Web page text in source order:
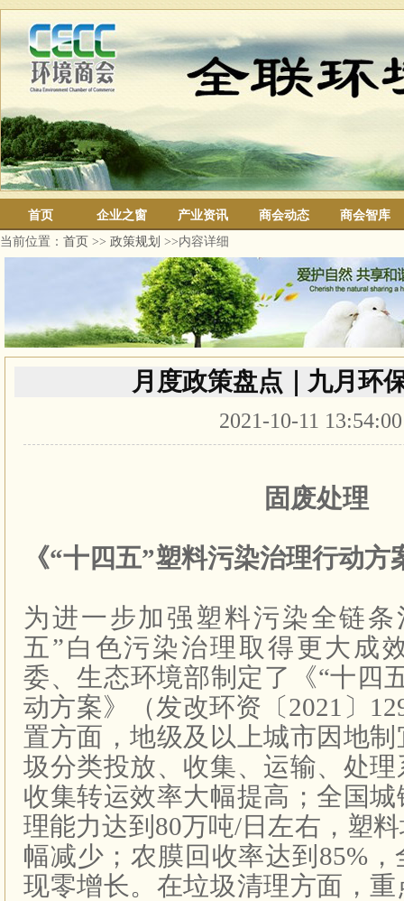
首页 企业之窗 产业资讯 商会动态
商会智库
当前位置： 首页 >> 政策规划 >>内容详细
月度政策盘点｜九月环
2021-10-11
固废处理
《“十四五”塑料污染治理行动方
为进一步加强塑料污染全链
五”白色污染治理取得更大成
委、生态环境部制定了《“十四
动方案》（发改环资〔 2021 〕
置方面，地级及以上城市因地
圾分类投放、收集、运输、处
收集转运效率大幅提高；全国
理能力达到 80万吨/日左右，塑
幅减少；农膜回收率达到 85%
现零增长。在垃圾清理方面，